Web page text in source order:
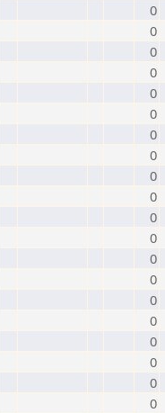
0
0
0
0
0
0
0
0
0
0
0
0
0
0
0
0
0
0
0
0